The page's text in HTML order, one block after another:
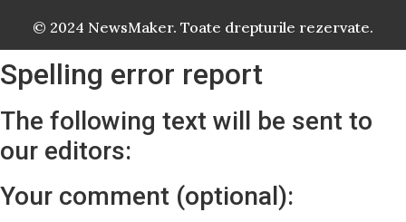
© 2024 NewsMaker. Toate drepturile rezervate.
Spelling error report
The following text will be sent to
our editors:
Your comment (optional):